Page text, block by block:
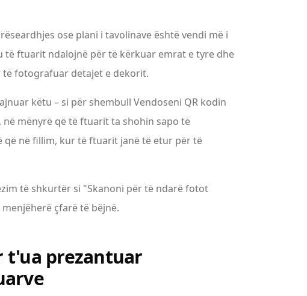
ose plani i tavolinave është vendi më i
të ftuarit ndalojnë për të kërkuar emrat e tyre dhe
fotografuar detajet e dekorit.
këtu – si për shembull Vendoseni QR kodin
mënyrë që të ftuarit ta shohin sapo të
që në fillim, kur të ftuarit janë të etur për të
të shkurtër si "Skanoni për të ndarë fotot
çfarë të bëjnë.
t'ua prezantuar